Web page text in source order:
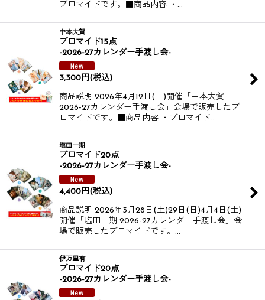
ブロマイドです。​​ ​​ ■商品内容 ・…
中本大賀
ブロマイド15点
-2026-27カレンダー手渡し会-
3,300 円(税込)
商品説明 2026年4月12日(日)開催​​​​ 「中本大賀
2026-27カレンダー手渡し会」​​会場で販売したブ
ロマイドです。​​ ​​ ■商品内容 ・ブロマイド…
塩田一期
ブロマイド20点
-2026-27カレンダー手渡し会-
4,400 円(税込)
商品説明 2026年3月28日(土)29日(日)4月4日(土)
開催​​​​ 「塩田一期 2026-27カレンダー手渡し会」​​会
場で販売したブロマイドです。​​ ​​ …
伊万里有
ブロマイド20点
-2026-27カレンダー手渡し会-